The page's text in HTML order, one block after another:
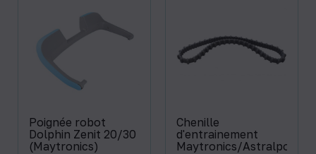
Poignée robot
Dolphin Zenit 20/30
(Maytronics)
Chenille
d'entrainement
Maytronics/Astralpool